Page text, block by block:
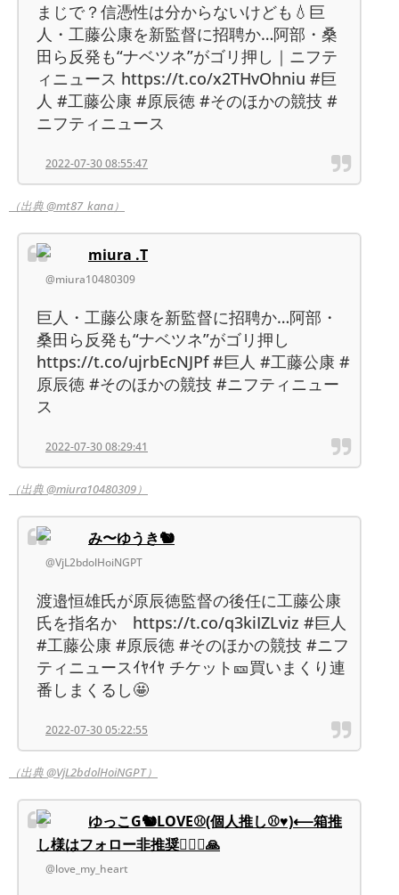
まじで？信憑性は分からないけども💧巨
人・工藤公康を新監督に招聘か…阿部・桑
田ら反発も“ナベツネ”がゴリ押し｜ニフテ
ィニュース https://t.co/x2THvOhniu #巨
人 #工藤公康 #原辰徳 #そのほかの競技 #
ニフティニュース
2022-07-30 08:55:47
（出典 @mt87_kana）
miura .T
@miura10480309
巨人・工藤公康を新監督に招聘か…阿部・
桑田ら反発も“ナベツネ”がゴリ押し
https://t.co/ujrbEcNJPf #巨人 #工藤公康 #
原辰徳 #そのほかの競技 #ニフティニュー
ス
2022-07-30 08:29:41
（出典 @miura10480309）
み〜ゆうき🐿
@VjL2bdolHoiNGPT
渡邉恒雄氏が原辰徳監督の後任に工藤公康
氏を指名か https://t.co/q3kiIZLviz #巨人
#工藤公康 #原辰徳 #そのほかの競技 #ニフ
ティニュースｲﾔｲﾔ チケット🎫買いまくり連
番しまくるし🤩
2022-07-30 05:22:55
（出典 @VjL2bdolHoiNGPT）
ゆっこG🐿LOVE⚾(個人推し⚾♥)⟵箱推
し様はフォロー非推奨🙇🏻‍♀️🙏
@love_my_heart